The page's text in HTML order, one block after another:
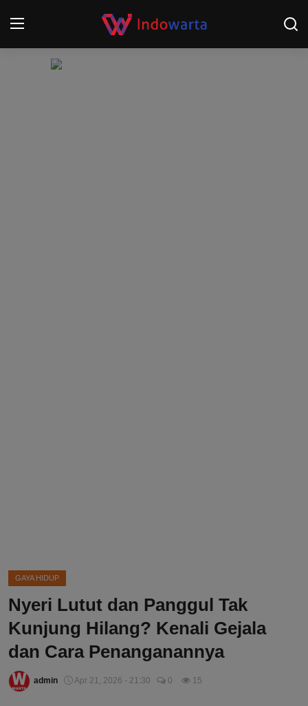
GAYA HIDUP
Nyeri Lutut dan Panggul Tak
Kunjung Hilang? Kenali Gejala
dan Cara Penanganannya
admin Apr 21, 2026 - 21:30 0 15